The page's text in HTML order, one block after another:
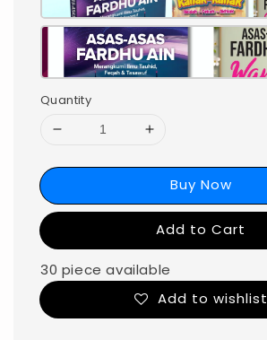
Quantity
Buy Now
Add to Cart
30 piece available
Add to wishlist